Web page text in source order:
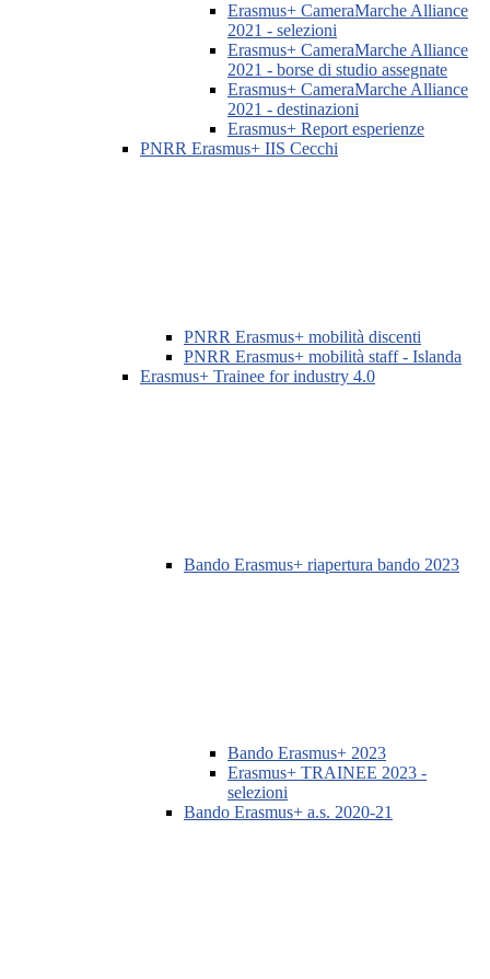
Erasmus+ CameraMarche Alliance
2021 - selezioni
Erasmus+ CameraMarche Alliance
2021 - borse di studio assegnate
Erasmus+ CameraMarche Alliance
2021 - destinazioni
Erasmus+ Report esperienze
PNRR Erasmus+ IIS Cecchi
PNRR Erasmus+ mobilità discenti
PNRR Erasmus+ mobilità staff - Islanda
Erasmus+ Trainee for industry 4.0
Bando Erasmus+ riapertura bando 2023
Bando Erasmus+ 2023
Erasmus+ TRAINEE 2023 -
selezioni
Bando Erasmus+ a.s. 2020-21